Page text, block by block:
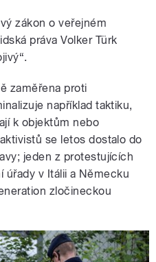
zákon o veřejném
práva Volker Türk
zaměřena proti
například taktiku,
k objektům nebo
se letos dostalo do
jeden z protestujících
úřady v Itálii a Německu
zločineckou